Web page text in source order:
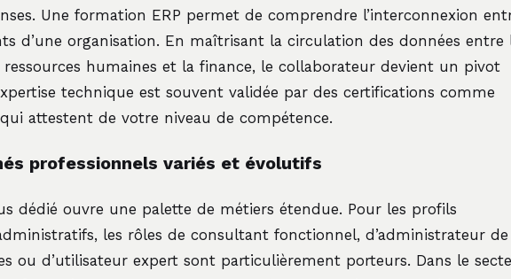
Une formation ERP permet de comprendre l’interconnexion
d’une organisation. En maîtrisant la circulation des données entre
humaines et la finance, le collaborateur devient un pivot
technique est souvent validée par des certifications comme
attestent de votre niveau de compétence.
professionnels variés et évolutifs
dédié ouvre une palette de métiers étendue. Pour les profils
les rôles de consultant fonctionnel, d’administrateur de
ou d’utilisateur expert sont particulièrement porteurs. Dans le